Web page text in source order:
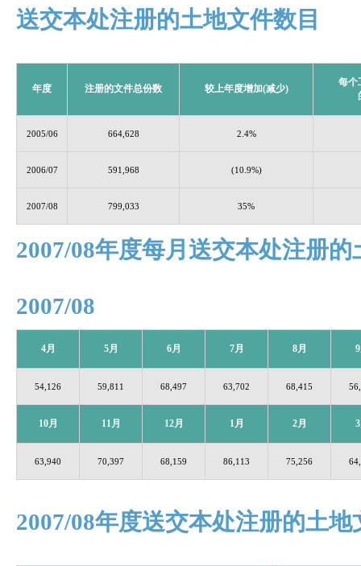
送交本处注册的土地文件数目
年度 注册的文件总份数 较上年度增加(减少)
每个
2005/06 664,628 2.4%
2006/07 591,968 (10.9%)
2007/08 799,033 35%
2007/08年度每月送交本处注册
2007/08
4月 5月 6月 7月 8月 9
54,126 59,811 68,497 63,702 68,415
10月 11月 12月 1月 2月 3
63,940 70,397 68,159 86,113 75,256
2007/08年度送交本处注册的土地